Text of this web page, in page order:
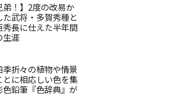
弟！】2度の改易か
た武将・多賀秀種と
秀長に仕えた半年間
生涯
季折々の植物や情景
とに相応しい色を集
色鉛筆『色辞典』が